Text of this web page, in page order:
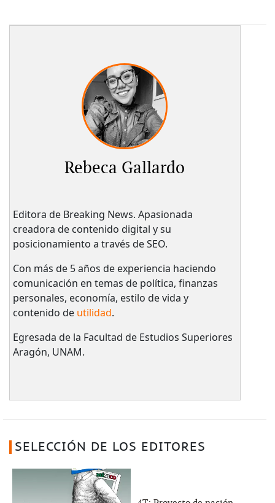
Rebeca Gallardo
Editora de Breaking News. Apasionada
creadora de contenido digital y su
posicionamiento a través de SEO.
Con más de 5 años de experiencia haciendo
comunicación en temas de política, finanzas
personales, economía, estilo de vida y
contenido de utilidad.
Egresada de la Facultad de Estudios Superiores
Aragón, UNAM.
SELECCIÓN DE LOS EDITORES